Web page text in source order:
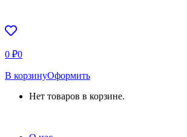
0 ₽0
В корзинуОформить
Нет товаров в корзине.